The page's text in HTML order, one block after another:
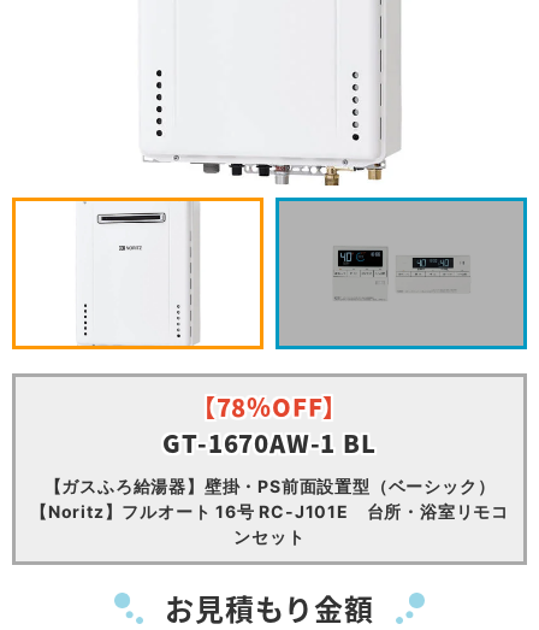
【78％OFF】
GT-1670AW-1 BL
【ガスふろ給湯器】壁掛・PS前面設置型（ベーシック）
【Noritz】フルオート 16号 RC-J101E 台所・浴室リモコ
ンセット
お見積もり金額